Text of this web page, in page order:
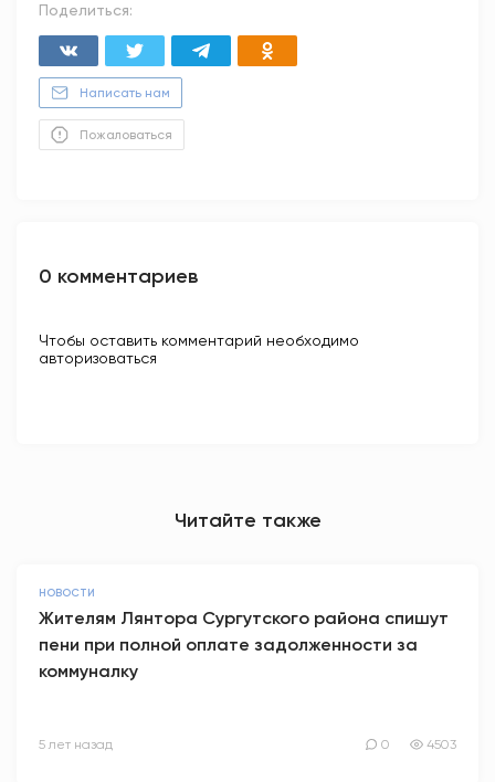
Поделиться:
Написать нам
Пожаловаться
0 комментариев
Чтобы оставить комментарий необходимо
авторизоваться
Читайте также
НОВОСТИ
Жителям Лянтора Сургутского района спишут
пени при полной оплате задолженности за
коммуналку
5 лет назад 0 4503